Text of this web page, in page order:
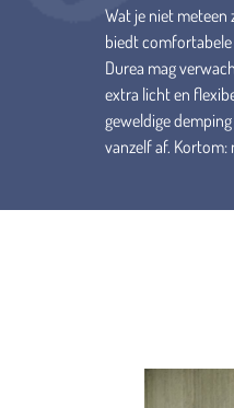
Wat je niet meteen
biedt comfortabele
Durea mag
extra licht en
geweldige
vanzelf af. Kortom: